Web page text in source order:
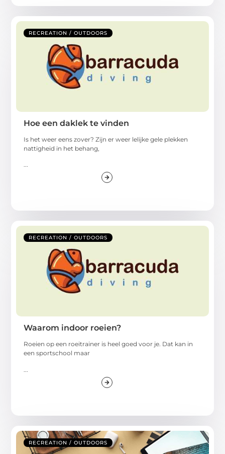
RECREATION / OUTDOORS
Hoe een daklek te vinden
Is het weer eens zover? Zijn er weer lelijke gele plekken
nattigheid in het behang,
...
RECREATION / OUTDOORS
Waarom indoor roeien?
Roeien op een roeitrainer is heel goed voor je. Dat kan in
een sportschool maar
RECREATION / OUTDOORS